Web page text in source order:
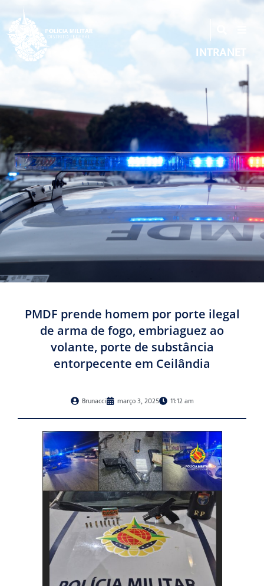
INTRANET
PMDF prende homem por porte ilegal
de arma de fogo, embriaguez ao
volante, porte de substância
entorpecente em Ceilândia
Brunacci março 3, 2025 11:12 am